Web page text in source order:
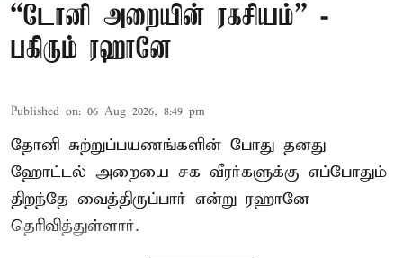
“டோனி அறையின் ரகசியம்” -
பகிரும் ரஹானே
Published on: 06 Aug 2026, 8:49 pm
தோனி சுற்றுப்பயணங்களின் போது தனது
ஹோட்டல் அறையை சக வீரர்களுக்கு எப்போதும்
திறந்தே வைத்திருப்பார் என்று ரஹானே
தெரிவித்துள்ளார்.